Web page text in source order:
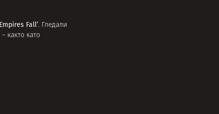
Fall’. Гледали
както като